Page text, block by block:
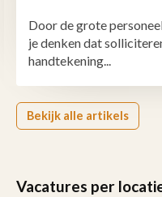
Door de grote
je denken dat
handtekening...
Bekijk alle artikels
Vacatures per